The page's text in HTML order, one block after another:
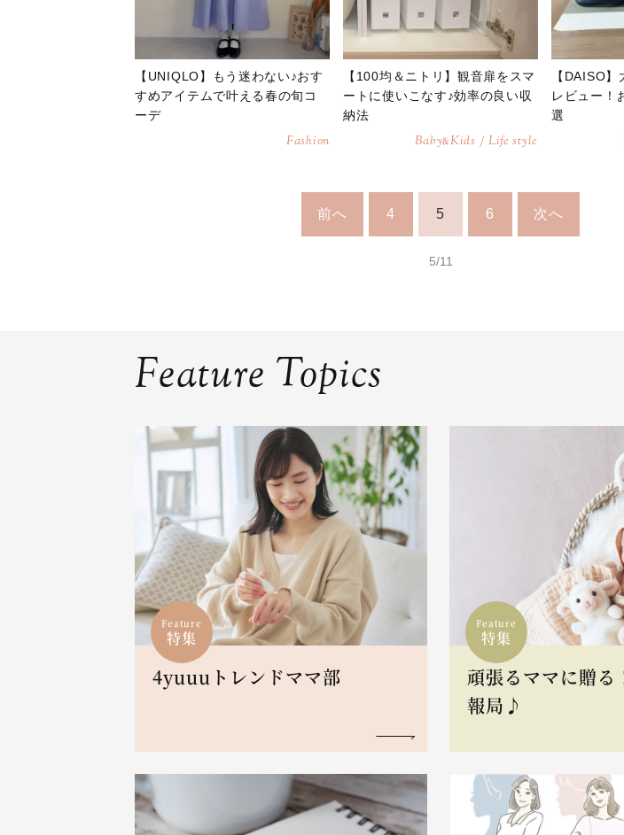
【UNIQLO】もう迷わない♪おす
すめアイテムで叶える春の旬コ
ーデ
Fashion
【100均＆ニトリ】観音扉をスマ
ートに使いこなす♪効率の良い収
納法
Baby&Kids / Life style
【DAISO
レビュー！
選
前へ 4 5 6 次へ
5/11
Feature Topics
Feature
特集
4yuuuトレンドママ部
Feature
特集
頑張るママに贈る
報局♪